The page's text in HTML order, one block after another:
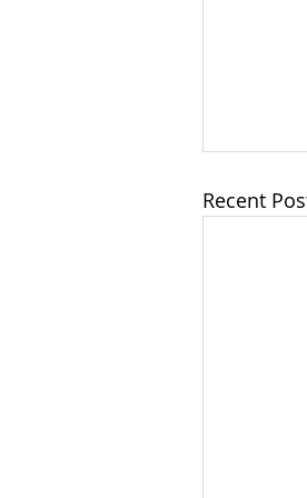
Recent